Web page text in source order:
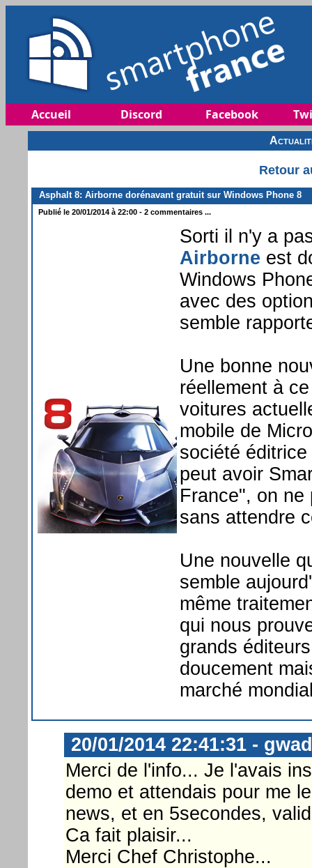
Accueil Discord Facebook
Retour
Asphalt 8: Airborne dorénavant gratuit sur Windows Phone 8
Publié le 20/01/2014 à 22:00 - 2 commentaires ...
Sorti il n'y a
Airborne est
Windows
avec des
semble
Une bonne
réellement à
voitures
mobile de
société
peut avoir
France", on ne
sans attendre
Une nouvelle
semble
même
qui nous
grands
doucement
marché
20/01/2014 22:41:31 -
Merci de l'info... Je l'avais
demo et attendais pour me
news, et en 5secondes,
Ca fait plaisir...
Merci Chef Christophe...